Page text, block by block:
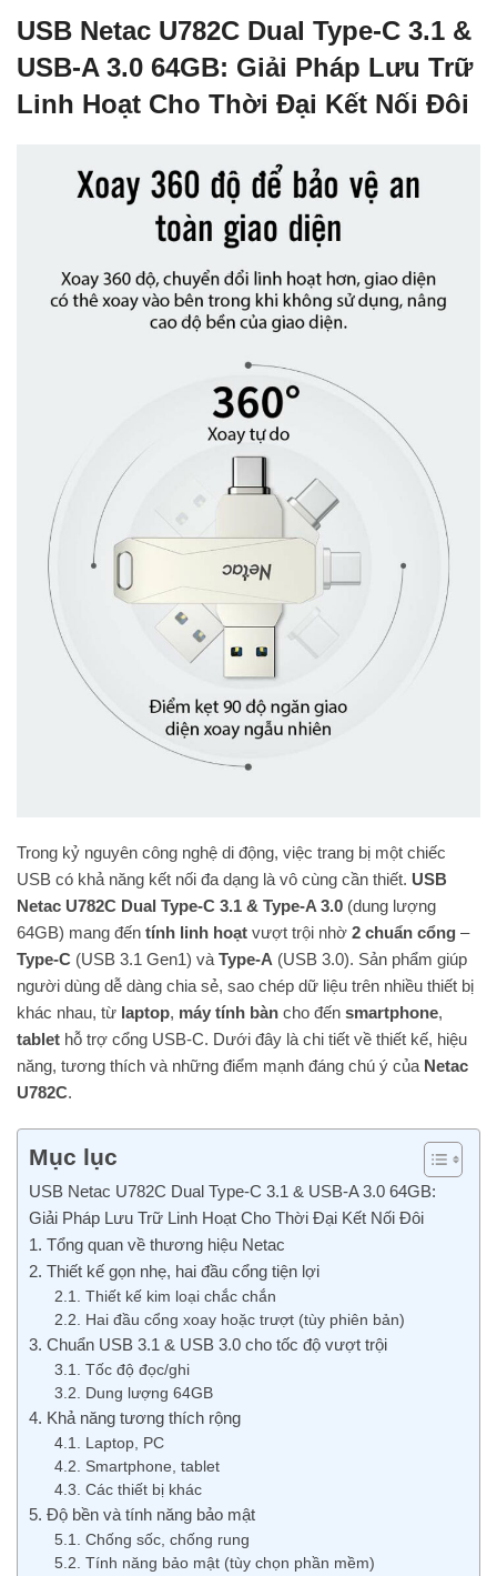
USB Netac U782C Dual Type-C 3.1 &
USB-A 3.0 64GB: Giải Pháp Lưu Trữ
Linh Hoạt Cho Thời Đại Kết Nối Đôi
Trong kỷ nguyên công nghệ di động, việc trang bị một chiếc
USB có khả năng kết nối đa dạng là vô cùng cần thiết. USB
Netac U782C Dual Type-C 3.1 & Type-A 3.0 (dung lượng
64GB) mang đến tính linh hoạt vượt trội nhờ 2 chuẩn cổng –
Type-C (USB 3.1 Gen1) và Type-A (USB 3.0). Sản phẩm giúp
người dùng dễ dàng chia sẻ, sao chép dữ liệu trên nhiều thiết bị
khác nhau, từ laptop, máy tính bàn cho đến smartphone,
tablet hỗ trợ cổng USB-C. Dưới đây là chi tiết về thiết kế, hiệu
năng, tương thích và những điểm mạnh đáng chú ý của Netac
U782C.
Mục lục
USB Netac U782C Dual Type-C 3.1 & USB-A 3.0 64GB:
Giải Pháp Lưu Trữ Linh Hoạt Cho Thời Đại Kết Nối Đôi
1. Tổng quan về thương hiệu Netac
2. Thiết kế gọn nhẹ, hai đầu cổng tiện lợi
2.1. Thiết kế kim loại chắc chắn
2.2. Hai đầu cổng xoay hoặc trượt (tùy phiên bản)
3. Chuẩn USB 3.1 & USB 3.0 cho tốc độ vượt trội
3.1. Tốc độ đọc/ghi
3.2. Dung lượng 64GB
4. Khả năng tương thích rộng
4.1. Laptop, PC
4.2. Smartphone, tablet
4.3. Các thiết bị khác
5. Độ bền và tính năng bảo mật
5.1. Chống sốc, chống rung
5.2. Tính năng bảo mật (tùy chọn phần mềm)